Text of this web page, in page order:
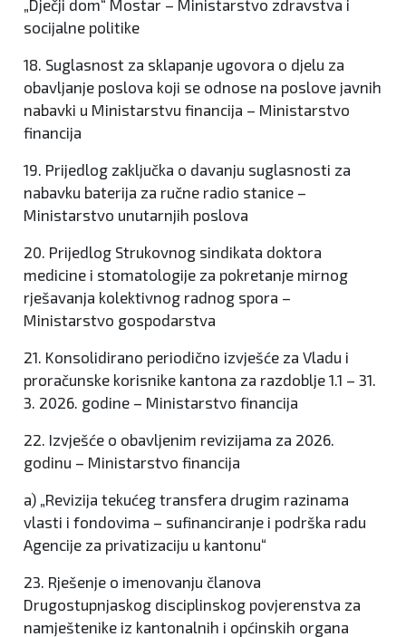
„Dječji dom“ Mostar – Ministarstvo zdravstva i
socijalne politike
18. Suglasnost za sklapanje ugovora o djelu za
obavljanje poslova koji se odnose na poslove javnih
nabavki u Ministarstvu financija – Ministarstvo
financija
19. Prijedlog zaključka o davanju suglasnosti za
nabavku baterija za ručne radio stanice –
Ministarstvo unutarnjih poslova
20. Prijedlog Strukovnog sindikata doktora
medicine i stomatologije za pokretanje mirnog
rješavanja kolektivnog radnog spora –
Ministarstvo gospodarstva
21. Konsolidirano periodično izvješće za Vladu i
proračunske korisnike kantona za razdoblje 1.1 – 31.
3. 2026. godine – Ministarstvo financija
22. Izvješće o obavljenim revizijama za 2026.
godinu – Ministarstvo financija
a) „Revizija tekućeg transfera drugim razinama
vlasti i fondovima – sufinanciranje i podrška radu
Agencije za privatizaciju u kantonu“
23. Rješenje o imenovanju članova
Drugostupnjaskog disciplinskog povjerenstva za
namještenike iz kantonalnih i općinskih organa